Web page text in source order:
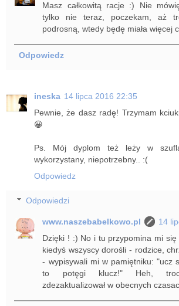
Masz całkowitą racje :) Nie
tylko nie teraz, poczekam, aż
podrosną, wtedy będę miała więcej
Odpowiedz
ineska 14 lipca 2016 22:35
Pewnie, że dasz radę! Trzymam
😀
Ps. Mój dyplom też leży w
wykorzystany, niepotrzebny.. :(
Odpowiedz
Odpowiedzi
www.naszebabelkowo.pl
14
Dzięki ! :) No i tu przypomina mi
kiedyś wszyscy dorośli - rodzice,
- wypisywali mi w pamiętniku: "ucz
to potęgi klucz!" Heh,
zdezaktualizował w obecnych